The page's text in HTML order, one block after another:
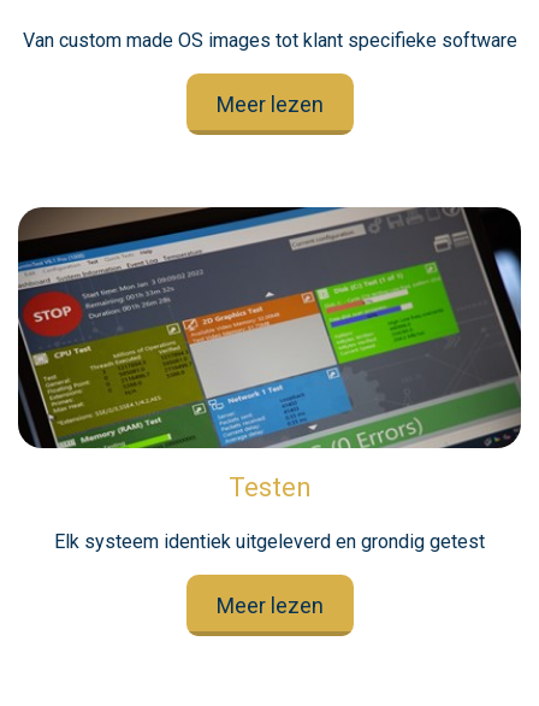
Van custom made OS images tot klant specifieke software
Meer lezen
Testen
Elk systeem identiek uitgeleverd en grondig getest
Meer lezen